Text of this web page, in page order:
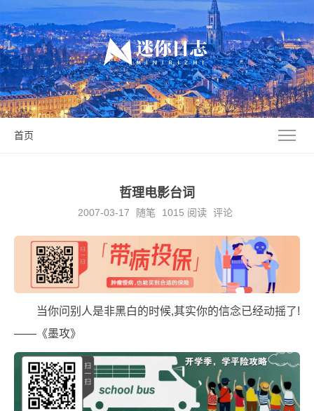
首页
哲理电影台词
2007-03-17 随笔 1015 阅读 评论
当你问别人是非黑白的时候,其实你的信念已经动摇了!
——《墨攻》